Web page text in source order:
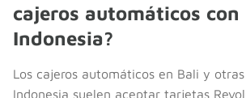
cajeros automáticos con
Indonesia?
Los cajeros automáticos en Bali y
Indonesia suelen aceptar tarjetas